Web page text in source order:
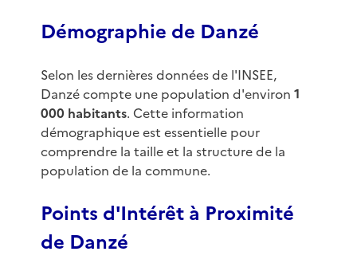
Démographie de Danzé
Selon les dernières données de l'INSEE,
Danzé compte une population d'environ 1
000 habitants. Cette information
démographique est essentielle pour
comprendre la taille et la structure de la
population de la commune.
Points d'Intérêt à Proximité
de Danzé